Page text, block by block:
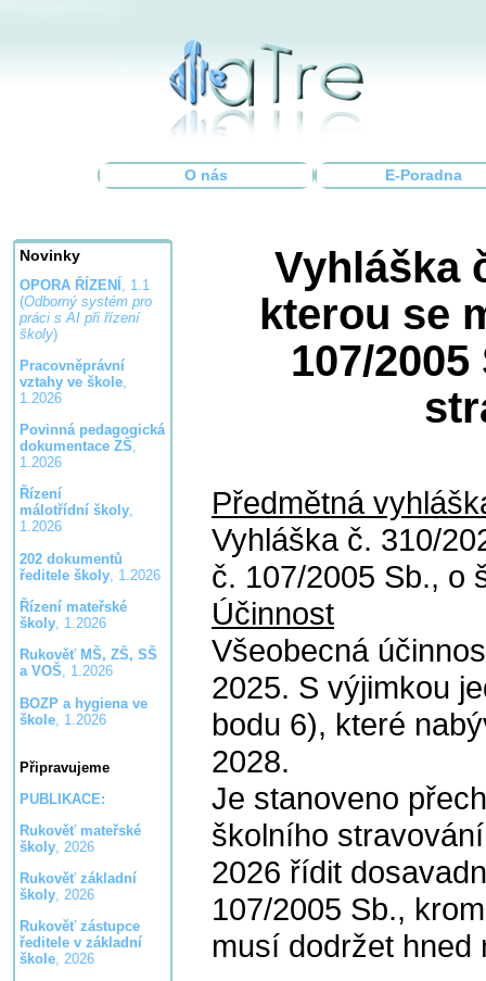
O nás E-Poradna
Novinky
OPORA ŘÍZENÍ , 1.1
(Odborný systém pro
práci s AI při řízení
školy)
Pracovněprávní
vztahy ve škole,
1.2026
Povinná pedagogická
dokumentace ZŠ,
1.2026
Řízení
málotřídní školy,
1.2026
202 dokumentů
ředitele školy, 1.2026
Řízení mateřské
školy, 1.2026
Rukověť MŠ, ZŠ, SŠ
a VOŠ, 1.2026
BOZP a hygiena ve
škole, 1.2026
Připravujeme
PUBLIKACE:
Rukověť mateřské
školy, 2026
Rukověť základní
školy, 2026
Rukověť zástupce
ředitele v základní
škole, 2026
Vyhláška
kterou se
107/
Předmětná
Vyhláška č. 310/
č. 107/2005 Sb., o
Účinnost
Všeobecná
2025. S výjimkou
bodu 6), které
2028.
Je stanoveno
školního
2026 řídit
107/2005 Sb.,
musí dodržet